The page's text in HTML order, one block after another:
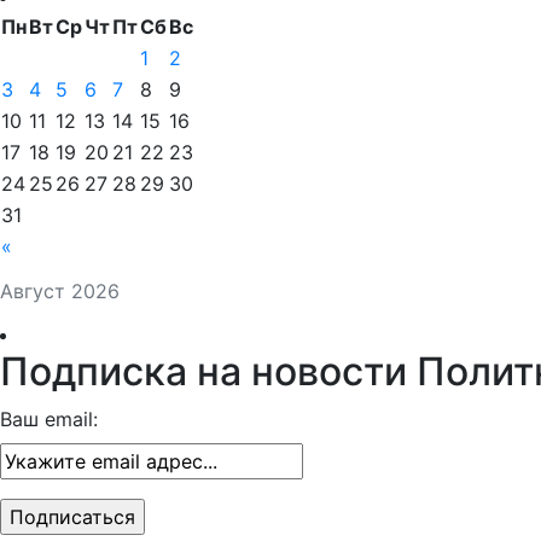
Август 2026
ПнВтСрЧтПтСбВс
«
1
2
3
4 5 6 7 8
9
10 11 12 13 14 15 16
17 18 19 20 21 22 23
24 25 26 27 28 29 30
31
Подписка на новости
Ваш email: